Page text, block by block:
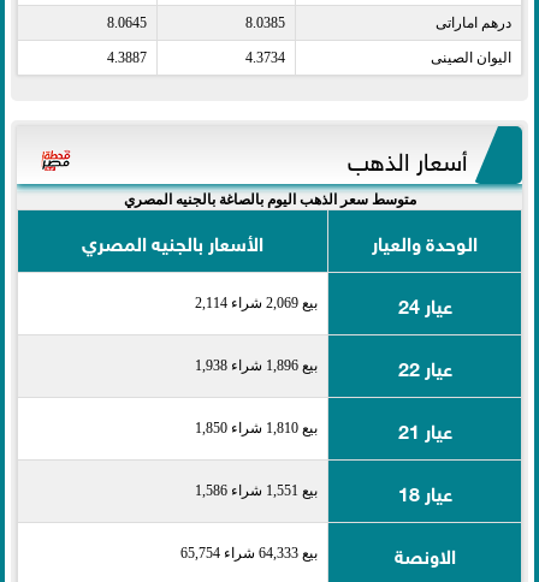
درهم اماراتى​ 8.0385
8.0645
اليوان الصينى​ 4.3734
4.3887
أسعار الذهب
متوسط سعر الذهب اليوم بالصاغة بالجنيه المصري
الوحدة والعيار
الأسعار بالجنيه المصري
عيار 24
بيع 2,069 شراء 2,114
عيار 22 بيع 1,896 شراء 1,938
عيار 21 بيع 1,810 شراء 1,850
عيار 18 بيع 1,551 شراء 1,586
الاونصة بيع 64,333 شراء 65,754